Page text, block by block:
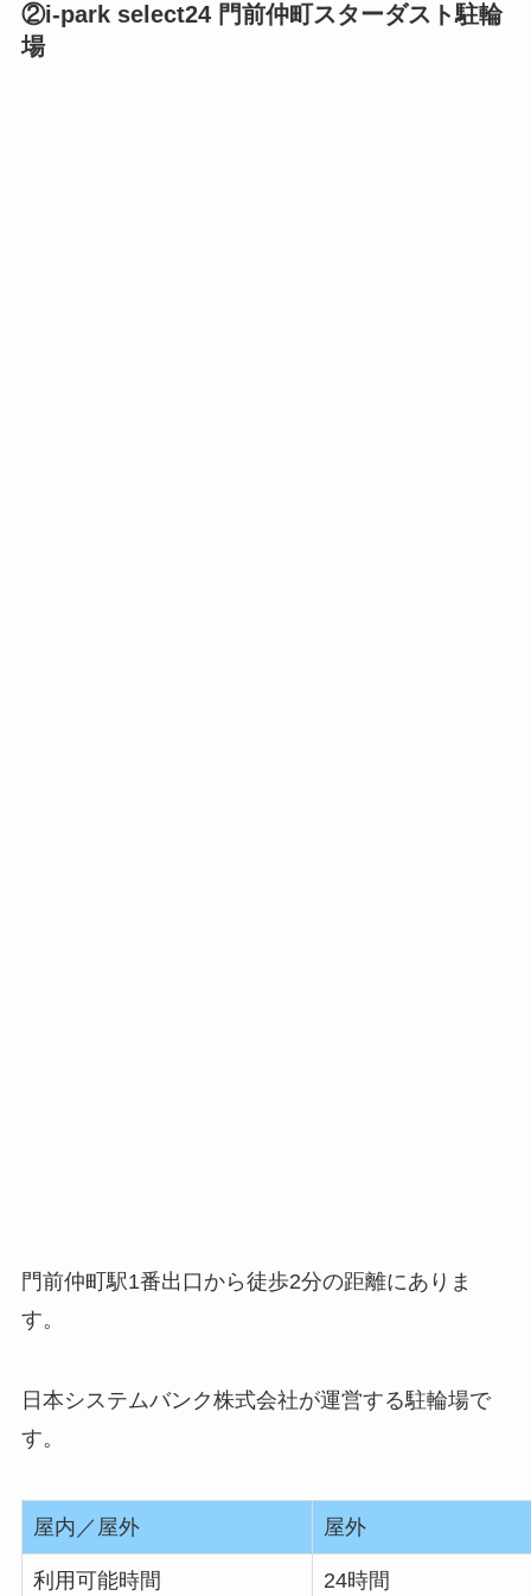
②i-park select24 門前仲町スターダスト駐輪
場
門前仲町駅1番出口から徒歩2分の距離にありま
す。
日本システムバンク株式会社が運営する駐輪場で
す。
屋内／屋外 屋外
利用可能時間 24時間